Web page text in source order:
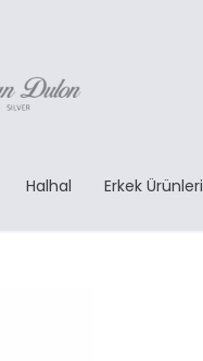
Halhal Erkek Ürünleri